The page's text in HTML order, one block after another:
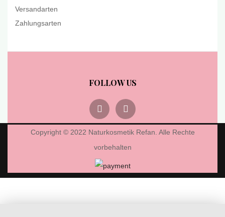
Versandarten
Zahlungsarten
FOLLOW US
Copyright © 2022 Naturkosmetik Refan. Alle Rechte
vorbehalten